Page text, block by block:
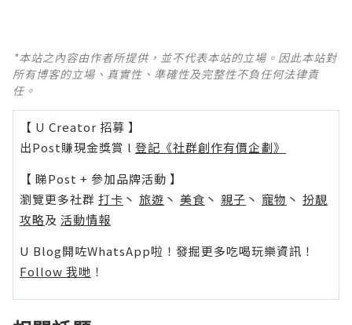
*本站之內容由作者所提供，並不代表本站的立場。因此本站對
所有博客的立場、真實性、準確性及完整性不負任何法律責
任。
【 U Creator 招募 】
出Post賺現金獎賞 l 登記《社群創作有價企劃》
【 睇Post + 參加品牌活動 】
瀏覽更多社群 打卡 丶 旅遊 丶 美食 丶 親子 丶 寵物 丶 扮靚
攻略及 活動情報
U Blog開咗WhatsApp啦！發掘更多吃喝玩樂資訊！
Follow 我哋 ！